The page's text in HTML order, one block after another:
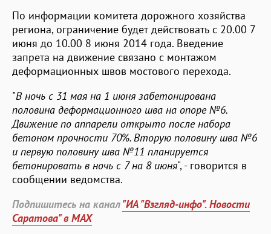
По информации комитета дорожного хозяйства
региона, ограничение будет действовать с 20.00 7
июня до 10.00 8 июня 2014 года. Введение
запрета на движение связано с монтажом
деформационных швов мостового перехода.
"В ночь с 31 мая на 1 июня забетонирована
половина деформационного шва на опоре №6.
Движение по аппарели открыто после набора
бетоном прочности 70%. Вторую половину шва №6
и первую половину шва №11 планируется
бетонировать в ночь с 7 на 8 июня", - говорится в
сообщении ведомства.
Подпишитесь на канал"ИА "Взгляд-инфо". Новости
Саратова" в MAX